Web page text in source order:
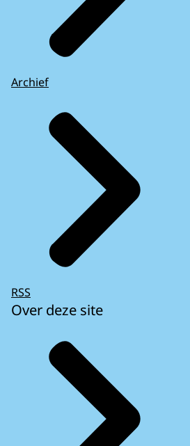
Archief
RSS
Over deze site